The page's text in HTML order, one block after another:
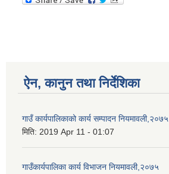
ऐन, कानुन तथा निर्देशिका
गाउँ कार्यपालिकाको कार्य सम्पादन नियमावली,२०७५
मिति: 2019 Apr 11 - 01:07
गाउँकार्यपालिका कार्य विभाजन नियमावली,२०७५